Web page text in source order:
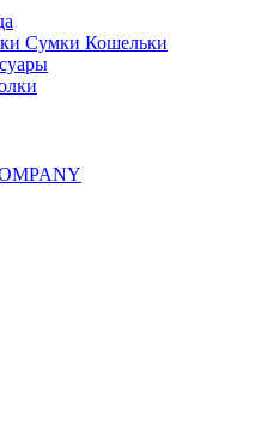
Сумки Кошельки